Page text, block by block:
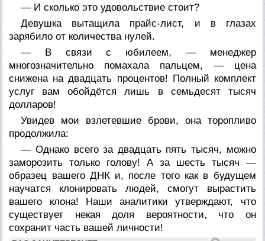
— И сколько это удовольствие стоит?
Девушка вытащила прайс-лист, и в глазах
зарябило от количества нулей.
— В связи с юбилеем, — менеджер
многозначительно помахала пальцем, — цена
снижена на двадцать процентов! Полный комплект
услуг вам обойдётся лишь в семьдесят тысяч
долларов!
Увидев мои взлетевшие брови, она торопливо
продолжила:
— Однако всего за двадцать пять тысяч, можно
заморозить только голову! А за шесть тысяч —
образец вашего ДНК и, после того как в будущем
научатся клонировать людей, смогут вырастить
вашего клона! Наши аналитики утверждают, что
существует некая доля вероятности, что он
сохранит часть вашей личности!